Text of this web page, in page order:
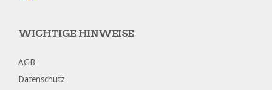
WICHTIGE HINWEISE
AGB
Datenschutz